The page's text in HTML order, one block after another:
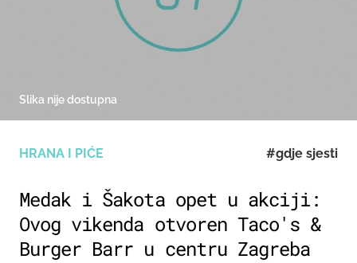
HRANA I PIĆE #gdje sjesti
Medak i Šakota opet u akciji:
Ovog vikenda otvoren Taco's &
Burger Barr u centru Zagreba
Slika nije dostupna